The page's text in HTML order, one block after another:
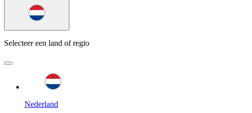
Selecteer een land of regio
Nederland